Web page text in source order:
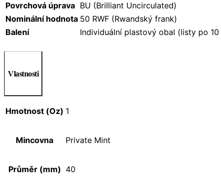
Povrchová úprava BU (Brilliant Uncirculated)
Nominální hodnota 50 RWF (Rwandský frank)
Balení
Individuální plastový obal (listy po 10
Vlastnosti
Hmotnost (Oz) 1
Mincovna Private Mint
Průměr (mm) 40